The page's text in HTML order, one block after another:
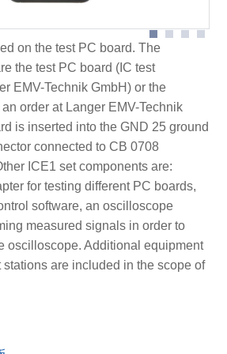
on the test PC board. The
the test PC board (IC test
EMV-Technik GmbH) or the
order at Langer EMV-Technik
is inserted into the GND 25 ground
connected to CB 0708
ICE1 set components are:
for testing different PC boards,
software, an oscilloscope
measured signals in order to
oscilloscope. Additional equipment
stations are included in the scope of